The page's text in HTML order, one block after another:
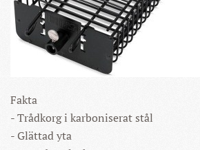
Fakta
- Trådkorg i karboniserat stål
- Glättad yta